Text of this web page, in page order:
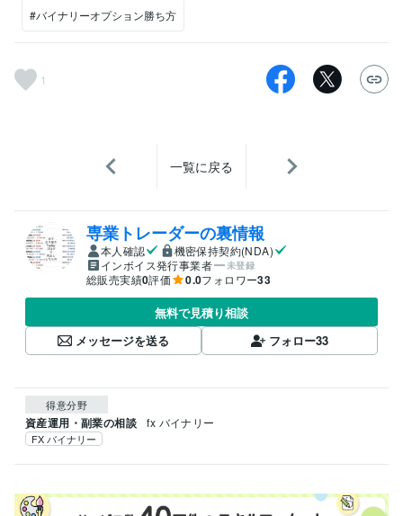
#バイナリーオプション勝ち方
1
一覧に戻る
専業トレーダーの裏情報
本人確認
機密保持契約(NDA)
インボイス発行事業者
未登録
総販売実績0評価 0.0フォロワー33
無料で見積り相談
メッセージを送る
フォロー33
得意分野
資産運用・副業の相談 fx バイナリー
FX バイナリー